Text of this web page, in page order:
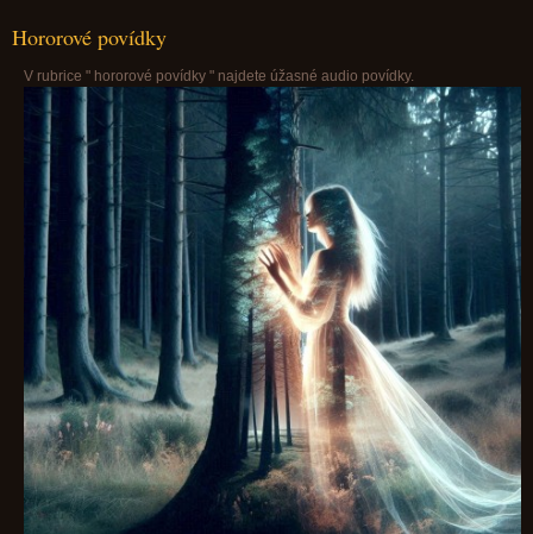
Hororové povídky
V rubrice " hororové povídky " najdete úžasné audio povídky.